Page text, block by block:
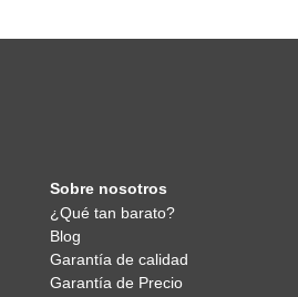
¿Qué tan barato?
Blog
Garantía de calidad
Garantía de Precio
Refugios y rescates de mascotas